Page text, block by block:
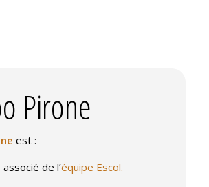
Pirone
est :
de l’équipe Escol.